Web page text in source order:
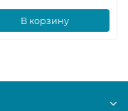
В корзину